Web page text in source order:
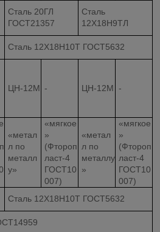
Сталь 20ГЛ
ГОСТ21357
Сталь
12Х18Н9ТЛ
Сталь 12Х18Н10Т ГОСТ5632
ЦН-12М - ЦН-12М -
«метал
л по
металл
у»
«мягкое
»
(Фтороп
ласт-4
ГОСТ10
007)
«метал
л по
металлу
»
«мягкое
»
(Фтороп
ласт-4
ГОСТ10
007)
Сталь 12Х18Н10Т ГОСТ5632